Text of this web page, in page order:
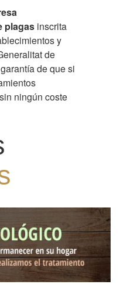
plagas inscrita
y
de
de que si
ningún coste